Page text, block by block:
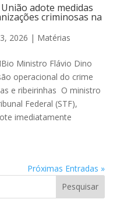
adote medidas
criminosas na
2026 | Matérias
Ministro Flávio Dino
operacional do crime
e ribeirinhas O ministro
Federal (STF),
imediatamente
Próximas Entradas »